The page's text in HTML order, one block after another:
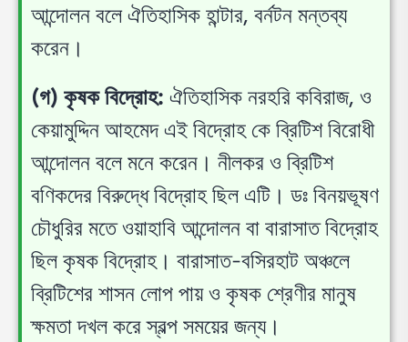
আন্দোলন বলে ঐতিহাসিক হান্টার, বর্নটন মন্তব্য
করেন।
(গ) কৃষক বিদ্রোহ: ঐতিহাসিক নরহরি কবিরাজ, ও
কেয়ামুদ্দিন আহমেদ এই বিদ্রোহ কে ব্রিটিশ বিরোধী
আন্দোলন বলে মনে করেন। নীলকর ও ব্রিটিশ
বণিকদের বিরুদ্ধে বিদ্রোহ ছিল এটি। ডঃ বিনয়ভূষণ
চৌধুরির মতে ওয়াহাবি আন্দোলন বা বারাসাত বিদ্রোহ
ছিল কৃষক বিদ্রোহ। বারাসাত-বসিরহাট অঞ্চলে
ব্রিটিশের শাসন লোপ পায় ও কৃষক শ্রেণীর মানুষ
ক্ষমতা দখল করে স্বল্প সময়ের জন্য।